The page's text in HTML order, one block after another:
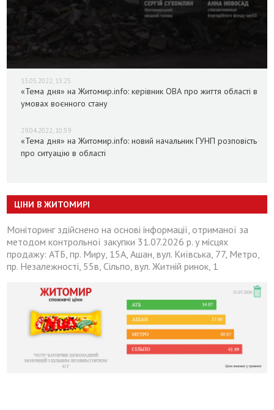
13.05.2022, 13:25
«Тема дня» на Житомир.info: керівник ОВА про життя області в
умовах воєнного стану
29.04.2022, 10:59
«Тема дня» на Житомир.info: новий начальник ГУНП розповість
про ситуацію в області
ЦІНИ В ЖИТОМИРІ
Моніторинг здійснено на основі інформації, отриманої за
методом контрольної закупки 31.07.2026 р. у місцях
продажу: АТБ, пр. Миру, 15А, Ашан, вул. Київська, 77, Метро,
пр. Незалежності, 55в, Сільпо, вул. Житній ринок, 1